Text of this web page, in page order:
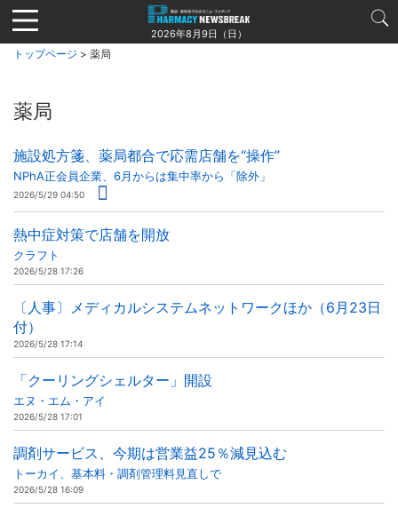
Jump
to
navigation
2026年8月9日（日）
トップページ > 薬局
薬局
施設処方箋、薬局都合で応需店舗を“操作”
NPhA正会員企業、6月からは集中率から「除外」
2026/5/29 04:50
熱中症対策で店舗を開放
クラフト
2026/5/28 17:26
〔人事〕メディカルシステムネットワークほか（6月23日
付）
2026/5/28 17:14
「クーリングシェルター」開設
エヌ・エム・アイ
2026/5/28 17:01
調剤サービス、今期は営業益25％減見込む
トーカイ、基本料・調剤管理料見直しで
2026/5/28 16:09